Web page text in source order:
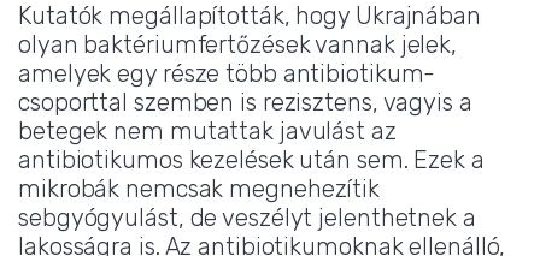
Kutatók megállapították, hogy Ukrajnában
olyan baktériumfertőzések vannak jelek,
amelyek egy része több antibiotikum-
csoporttal szemben is rezisztens, vagyis a
betegek nem mutattak javulást az
antibiotikumos kezelések után sem. Ezek a
mikrobák nemcsak megnehezítik
sebgyógyulást, de veszélyt jelenthetnek a
lakosságra is. Az antibiotikumoknak ellenálló,